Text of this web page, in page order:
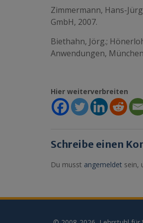
Zimmermann, Hans-
GmbH, 2007.
Biethahn, Jörg.;
Anwendungen,
Hier weiterverbreiten
Schreibe einen
Du musst angemeldet sein,